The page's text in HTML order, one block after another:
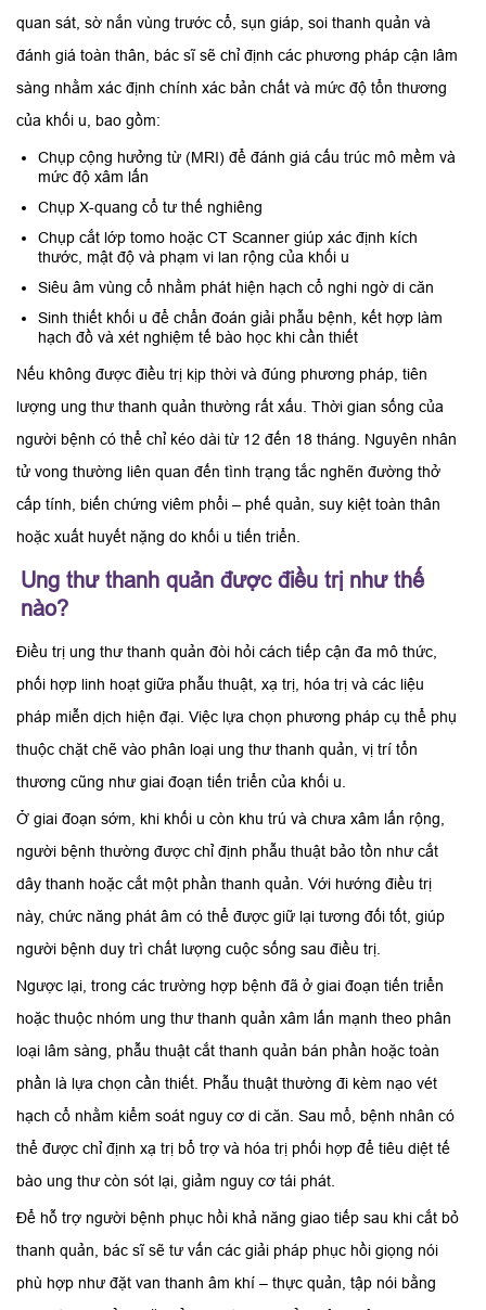
quan sát, sờ nắn vùng trước cổ, sụn giáp, soi thanh quản và
đánh giá toàn thân, bác sĩ sẽ chỉ định các phương pháp cận lâm
sàng nhằm xác định chính xác bản chất và mức độ tổn thương
của khối u, bao gồm:
Chụp cộng hưởng từ (MRI) để đánh giá cấu trúc mô mềm và
mức độ xâm lấn
Chụp X-quang cổ tư thế nghiêng
Chụp cắt lớp tomo hoặc CT Scanner giúp xác định kích
thước, mật độ và phạm vi lan rộng của khối u
Siêu âm vùng cổ nhằm phát hiện hạch cổ nghi ngờ di căn
Sinh thiết khối u để chẩn đoán giải phẫu bệnh, kết hợp làm
hạch đồ và xét nghiệm tế bào học khi cần thiết
Nếu không được điều trị kịp thời và đúng phương pháp, tiên
lượng ung thư thanh quản thường rất xấu. Thời gian sống của
người bệnh có thể chỉ kéo dài từ 12 đến 18 tháng. Nguyên nhân
tử vong thường liên quan đến tình trạng tắc nghẽn đường thở
cấp tính, biến chứng viêm phổi – phế quản, suy kiệt toàn thân
hoặc xuất huyết nặng do khối u tiến triển.
Ung thư thanh quản được điều trị như thế
nào?
Điều trị ung thư thanh quản đòi hỏi cách tiếp cận đa mô thức,
phối hợp linh hoạt giữa phẫu thuật, xạ trị, hóa trị và các liệu
pháp miễn dịch hiện đại. Việc lựa chọn phương pháp cụ thể phụ
thuộc chặt chẽ vào phân loại ung thư thanh quản, vị trí tổn
thương cũng như giai đoạn tiến triển của khối u.
Ở giai đoạn sớm, khi khối u còn khu trú và chưa xâm lấn rộng,
người bệnh thường được chỉ định phẫu thuật bảo tồn như cắt
dây thanh hoặc cắt một phần thanh quản. Với hướng điều trị
này, chức năng phát âm có thể được giữ lại tương đối tốt, giúp
người bệnh duy trì chất lượng cuộc sống sau điều trị.
Ngược lại, trong các trường hợp bệnh đã ở giai đoạn tiến triển
hoặc thuộc nhóm ung thư thanh quản xâm lấn mạnh theo phân
loại lâm sàng, phẫu thuật cắt thanh quản bán phần hoặc toàn
phần là lựa chọn cần thiết. Phẫu thuật thường đi kèm nạo vét
hạch cổ nhằm kiểm soát nguy cơ di căn. Sau mổ, bệnh nhân có
thể được chỉ định xạ trị bổ trợ và hóa trị phối hợp để tiêu diệt tế
bào ung thư còn sót lại, giảm nguy cơ tái phát.
Để hỗ trợ người bệnh phục hồi khả năng giao tiếp sau khi cắt bỏ
thanh quản, bác sĩ sẽ tư vấn các giải pháp phục hồi giọng nói
phù hợp như đặt van thanh âm khí – thực quản, tập nói bằng